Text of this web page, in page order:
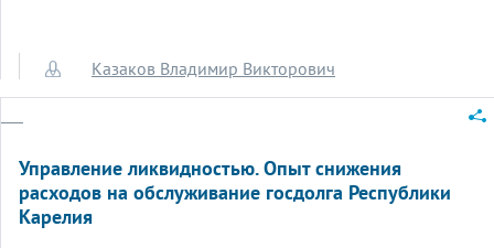
Казаков Владимир Викторович
Управление ликвидностью. Опыт снижения
расходов на обслуживание госдолга Республики
Карелия